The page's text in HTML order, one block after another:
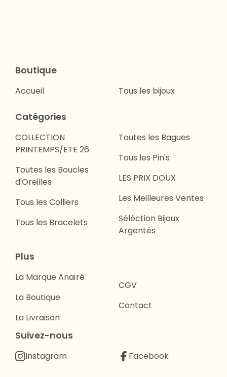
Boutique
Accueil Tous les bijoux
Catégories
COLLECTION
PRINTEMPS/ETE 26
Toutes les Boucles
d'Oreilles
Tous les Colliers
Tous les Bracelets
Toutes les Bagues
Tous les Pin's
LES PRIX DOUX
Les Meilleures Ventes
Séléction Bijoux
Argentés
Plus
La Marque Anaïré
La Boutique
La Livraison
CGV
Contact
Suivez-nous
Instagram Facebook